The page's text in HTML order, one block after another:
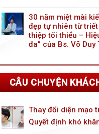
30 năm miệt mài
đẹp tự nhiên từ triết
thiệp tối thiểu –
đa” của Bs. Võ Duy
CÂU CHUYỆN
Thay đổi diện mạo
Quyết định khó